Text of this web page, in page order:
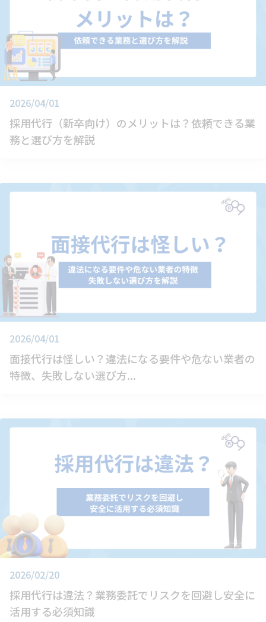
2026/04/01
採用代行（新卒向け）のメリットは？依頼できる業
務と選び方を解説
2026/04/01
面接代行は怪しい？違法になる要件や危ない業者の
特徴、失敗しない選び方...
2026/02/20
採用代行は違法？業務委託でリスクを回避し安全に
活用する必須知識